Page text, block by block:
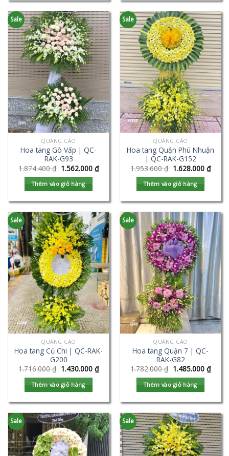
Sale
QUẢNG CÁO
Hoa tang Gò Vấp | QC-
RAK-G93
1.874.400₫ 1.562.000 ₫
Thêm vào giỏ hàng
Sale
QUẢNG CÁO
Hoa tang Quận Phú Nhuận
| QC-RAK-G152
1.953.600₫ 1.628.000 ₫
Thêm vào giỏ hàng
Sale
QUẢNG CÁO
Hoa tang Củ Chi | QC-RAK-
G200
1.716.000₫ 1.430.000 ₫
Thêm vào giỏ hàng
Sale
QUẢNG CÁO
Hoa tang Quận 7 | QC-
RAK-G82
1.782.000₫ 1.485.000 ₫
Thêm vào giỏ hàng
Sale Sale